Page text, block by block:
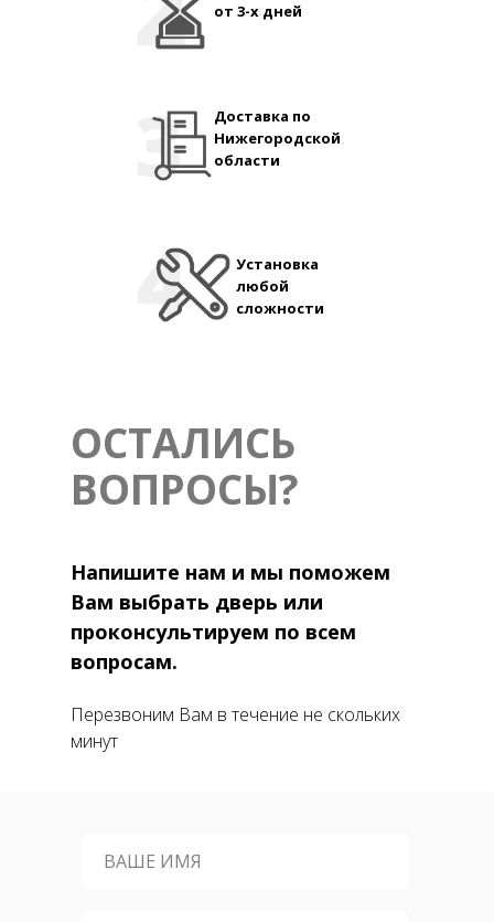
от 3-х дней
Доставка по
Нижегородской
области
Установка
любой
сложности
ОСТАЛИСЬ
ВОПРОСЫ?
Напишите нам и мы поможем
Вам выбрать дверь или
проконсультируем по всем
вопросам.
Перезвоним Вам в течение не скольких
минут